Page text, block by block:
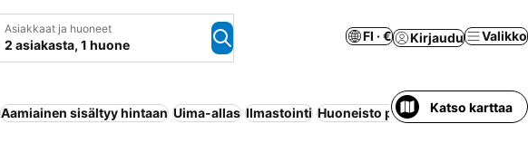
Asiakkaat ja huoneet
2 asiakasta, 1 huone
FI · € Kirjaudu Valikko
Aamiainen sisältyy hintaan Uima-allas Ilmastointi Huoneisto palveluilla Koko talo/
Katso karttaa